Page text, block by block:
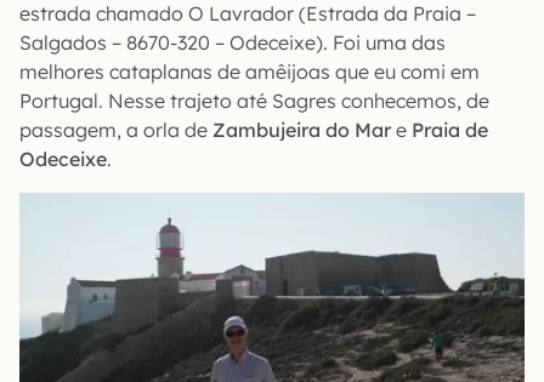
estrada chamado O Lavrador (Estrada da Praia –
Salgados – 8670-320 – Odeceixe). Foi uma das
melhores cataplanas de amêijoas que eu comi em
Portugal. Nesse trajeto até Sagres conhecemos, de
passagem, a orla de Zambujeira do Mar e Praia de
Odeceixe.